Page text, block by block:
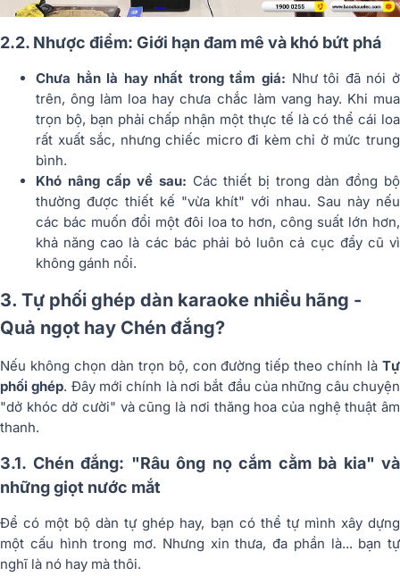
2.2. Nhược điểm: Giới hạn đam mê và khó bứt phá
Chưa hẳn là hay nhất trong tầm giá: Như tôi đã nói ở
trên, ông làm loa hay chưa chắc làm vang hay. Khi mua
trọn bộ, bạn phải chấp nhận một thực tế là có thể cái loa
rất xuất sắc, nhưng chiếc micro đi kèm chỉ ở mức trung
bình.
Khó nâng cấp về sau: Các thiết bị trong dàn đồng bộ
thường được thiết kế "vừa khít" với nhau. Sau này nếu
các bác muốn đổi một đôi loa to hơn, công suất lớn hơn,
khả năng cao là các bác phải bỏ luôn cả cục đẩy cũ vì
không gánh nổi.
3. Tự phối ghép dàn karaoke nhiều hãng -
Quả ngọt hay Chén đắng?
Nếu không chọn dàn trọn bộ, con đường tiếp theo chính là Tự
phối ghép. Đây mới chính là nơi bắt đầu của những câu chuyện
"dở khóc dở cười" và cũng là nơi thăng hoa của nghệ thuật âm
thanh.
3.1. Chén đắng: "Râu ông nọ cắm cằm bà kia" và
những giọt nước mắt
Để có một bộ dàn tự ghép hay, bạn có thể tự mình xây dựng
một cấu hình trong mơ. Nhưng xin thưa, đa phần là... bạn tự
nghĩ là nó hay mà thôi.